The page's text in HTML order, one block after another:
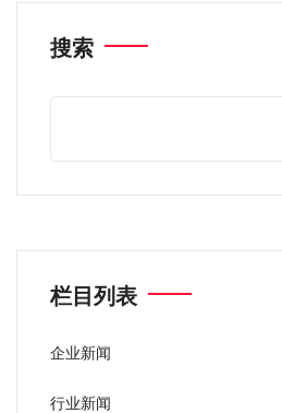
搜索
栏目列表
企业新闻
行业新闻